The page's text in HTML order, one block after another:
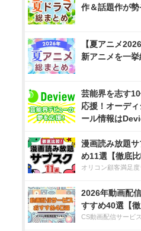
作＆話題作が勢
【夏アニメ
新アニメを一挙
芸能界を志す
応援！オーデ
ール情報は
漫画読み放題
め11選【徹底比
オリコン顧客満足
2026年動画配
すすめ40選【徹
CS動画配信サービ